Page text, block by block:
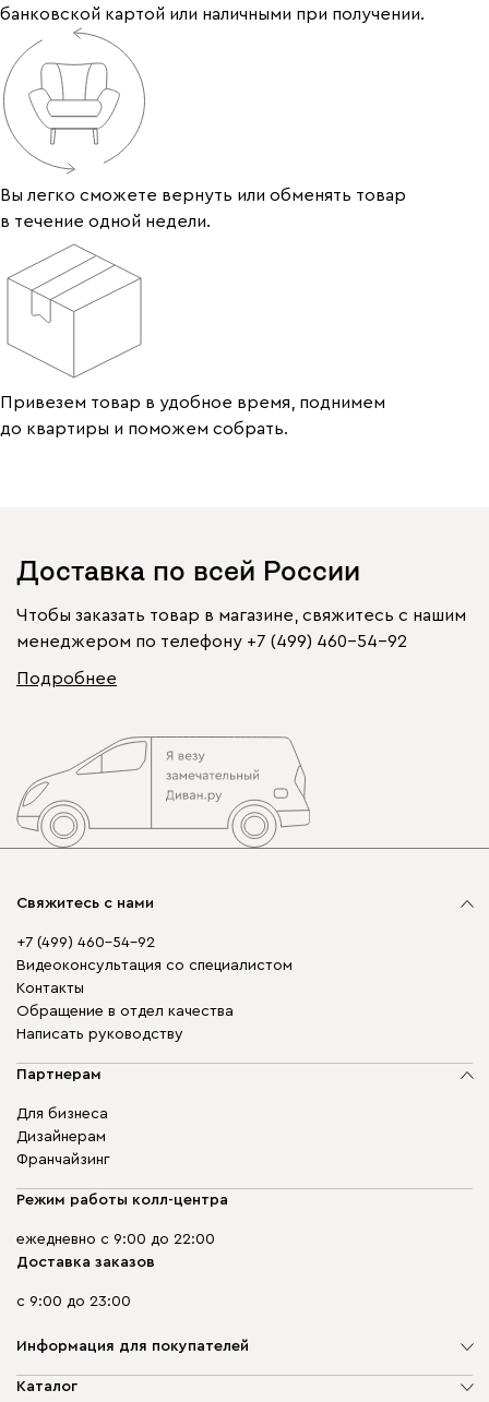
банковской картой или наличными при получении.
Вы легко сможете вернуть или обменять товар
в течение одной недели.
Привезем товар в удобное время, поднимем
до квартиры и поможем собрать.
Доставка по всей России
Чтобы заказать товар в магазине, свяжитесь с нашим
менеджером по телефону +7 (499) 460-54-92
Подробнее
Свяжитесь с нами
+7 (499) 460-54-92
Видеоконсультация со специалистом
Контакты
Обращение в отдел качества
Написать руководству
Партнерам
Для бизнеса
Дизайнерам
Франчайзинг
Режим работы колл-центра
ежедневно с 9:00 до 22:00
Доставка заказов
с 9:00 до 23:00
Информация для покупателей
О компании
Каталог